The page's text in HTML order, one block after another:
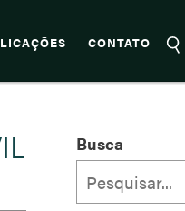
CONTATO
Busca